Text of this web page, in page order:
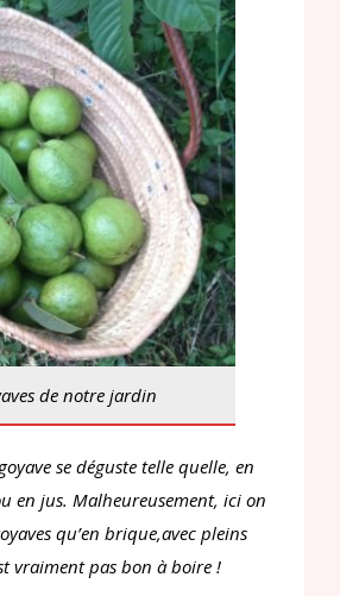
de notre jardin
se déguste telle quelle, en
en jus. Malheureusement, ici on
qu’en brique,avec pleins
vraiment pas bon à boire !